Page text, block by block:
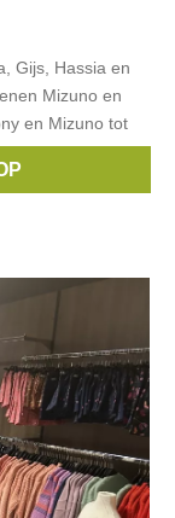
Gijs, Hassia en
Mizuno en
en Mizuno tot
Xsensible